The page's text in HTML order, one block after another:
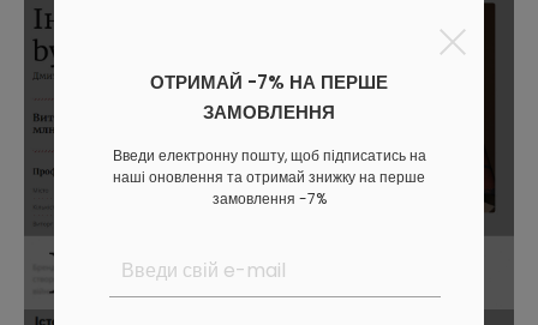
ОТРИМАЙ -7% НА ПЕРШЕ
ЗАМОВЛЕННЯ
Введи електронну пошту, щоб підписатись на
наші оновлення та отримай знижку на перше
замовлення -7%